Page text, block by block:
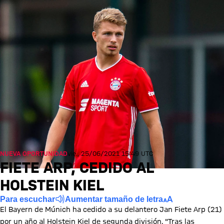
NUEVA OPORTUNIDADvie., 25/06/2021 15:49 UTC
FIETE ARP, CEDIDO AL
HOLSTEIN KIEL
Para escuchar Aumentar tamaño de letra
El Bayern de Múnich ha cedido a su delantero Jan Fiete Arp (21)
por un año al Holstein Kiel de segunda división. "Tras las